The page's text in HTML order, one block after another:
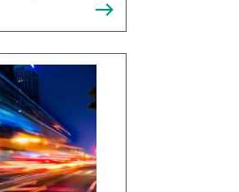
leküzdhetők.